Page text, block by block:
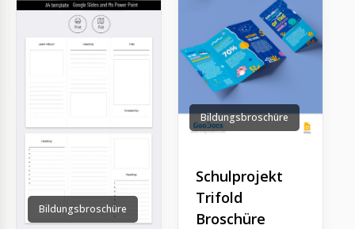
Bildungsbroschüre
Bildungsbroschüre
Schulprojekt
Trifold
Broschüre